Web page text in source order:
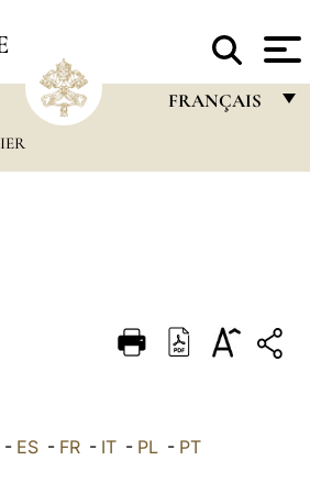
FRANÇAIS
DEUTSCH
العربيّة - ES - FR - IT - PL - PT